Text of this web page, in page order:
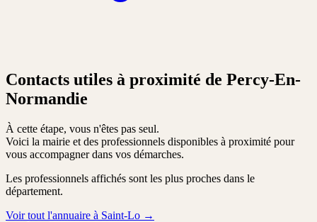
Contacts utiles à proximité de Percy-En-
Normandie
À cette étape, vous n'êtes pas seul.
Voici la mairie et des professionnels disponibles à proximité pour
vous accompagner dans vos démarches.
Les professionnels affichés sont les plus proches dans le
département.
Voir tout l'annuaire à Saint-Lo →